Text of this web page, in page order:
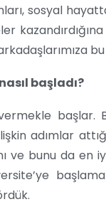
sosyal
başladı?
başlar.
adımlar
ve bunu da en